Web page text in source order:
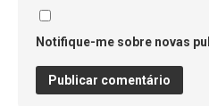
Notifique-me sobre novas